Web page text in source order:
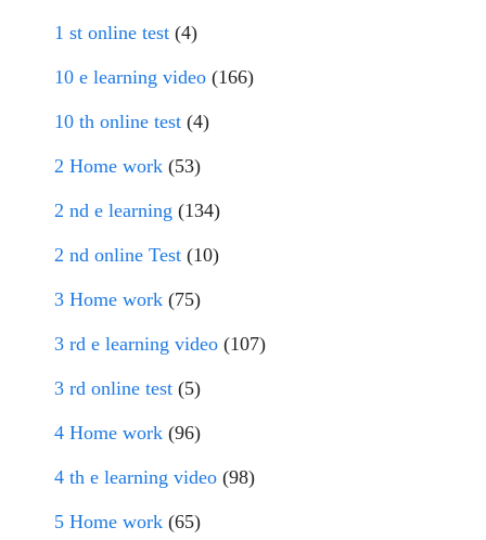
1 st online test (4)
10 e learning video (166)
10 th online test (4)
2 Home work (53)
2 nd e learning (134)
2 nd online Test (10)
3 Home work (75)
3 rd e learning video (107)
3 rd online test (5)
4 Home work (96)
4 th e learning video (98)
5 Home work (65)